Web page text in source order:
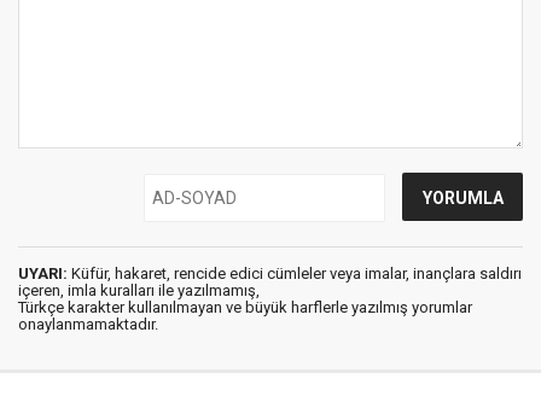
UYARI: Küfür, hakaret, rencide edici cümleler veya imalar, inançlara saldırı
içeren, imla kuralları ile yazılmamış,
Türkçe karakter kullanılmayan ve büyük harflerle yazılmış yorumlar
onaylanmamaktadır.